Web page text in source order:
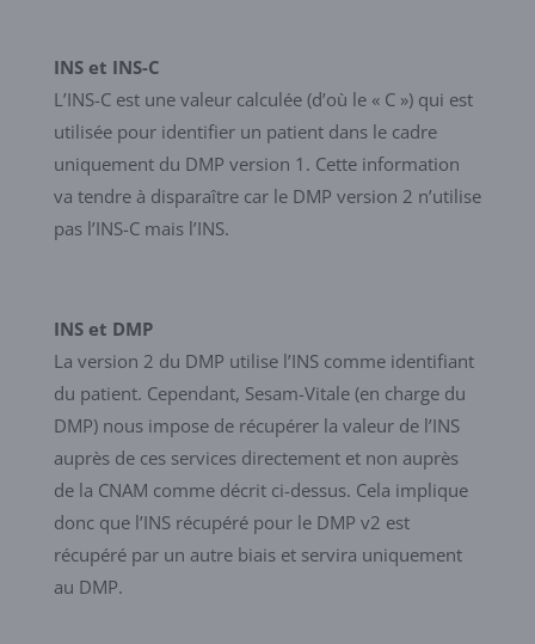
INS et INS-C
L’INS-C est une valeur calculée (d’où le « C ») qui est
utilisée pour identifier un patient dans le cadre
uniquement du DMP version 1. Cette information
va tendre à disparaître car le DMP version 2 n’utilise
pas l’INS-C mais l’INS.
INS et DMP
La version 2 du DMP utilise l’INS comme identifiant
du patient. Cependant, Sesam-Vitale (en charge du
DMP) nous impose de récupérer la valeur de l’INS
auprès de ces services directement et non auprès
de la CNAM comme décrit ci-dessus. Cela implique
donc que l’INS récupéré pour le DMP v2 est
récupéré par un autre biais et servira uniquement
au DMP.